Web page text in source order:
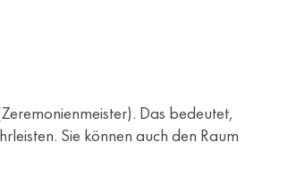
Das bedeutet,
Sie können auch den Raum